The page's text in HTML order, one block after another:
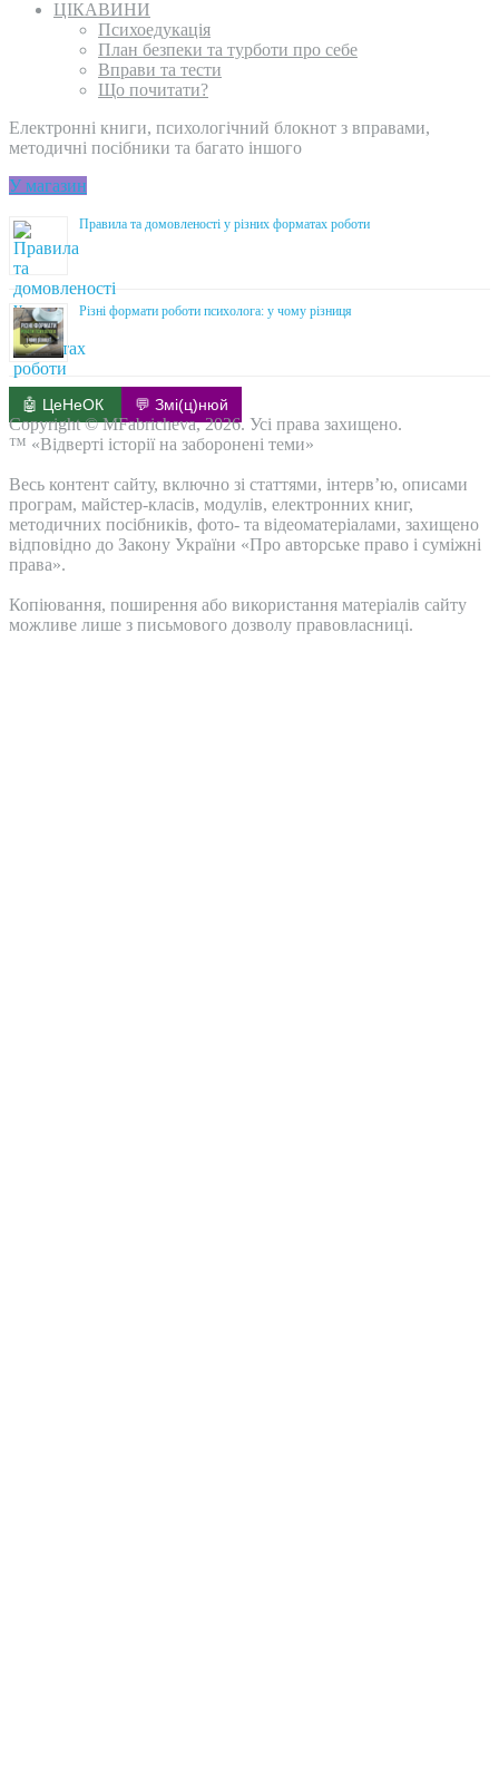
ЦІКАВИНИ
Психоедукація
План безпеки та турботи про себе
Вправи та тести
Що почитати?
Електронні книги, психологічний блокнот з вправами,
методичні посібники та багато іншого
У магазин
Правила та домовленості у різних форматах роботи
Різні формати роботи психолога: у чому різниця
🤖 ЦеНеОК 💬 Змі(ц)нюй
Copyright © MFabricheva, 2026. Усі права захищено.
™ «Відверті історії на заборонені теми»
Весь контент сайту, включно зі статтями, інтерв’ю, описами
програм, майстер-класів, модулів, електронних книг,
методичних посібників, фото- та відеоматеріалами, захищено
відповідно до Закону України «Про авторське право і суміжні
права».
Копіювання, поширення або використання матеріалів сайту
можливе лише з письмового дозволу правовласниці.